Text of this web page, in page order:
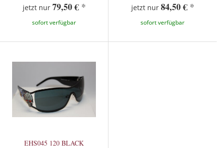
jetzt nur 79,50 € *
sofort verfügbar
jetzt nur 84,50 € *
sofort verfügbar
EHS045 120 BLACK